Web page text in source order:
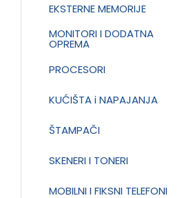
EKSTERNE MEMORIJE
MONITORI I DODATNA
OPREMA
PROCESORI
KUĆIŠTA i NAPAJANJA
ŠTAMPAČI
SKENERI I TONERI
MOBILNI I FIKSNI TELEFONI